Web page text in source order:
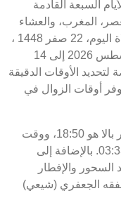
السبعة القادمة
المغرب، والعشاء
في أفشار بالا متاحة للاطلاع. أوقات الصلاة اليوم، 22 صفر 1448 ،
وبرنامج الأيام السبعة القادمة، من 07 أغسطس 2026 إلى 14
لتحديد الأوقات الدقيقة
أوقات الزوال في
موعد غروب الشمس أو الإفطار في أفشار بالا هو 18:50، ووقت
انتهاء السحور أو الفجر في أفشار بالا هو 03:33. بالإضافة إلى
السحور والإفطار
الجعفري (شيعي)